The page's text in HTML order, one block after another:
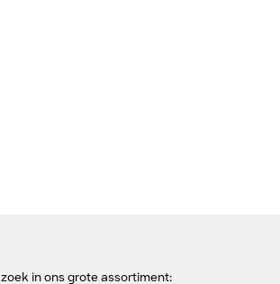
in ons grote assortiment: